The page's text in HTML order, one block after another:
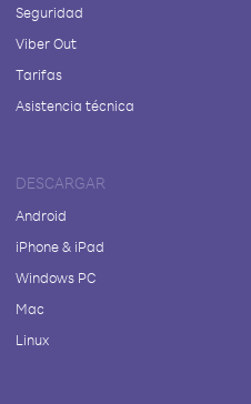
Seguridad
Viber Out
Tarifas
Asistencia técnica
DESCARGAR
Android
iPhone & iPad
Windows PC
Mac
Linux